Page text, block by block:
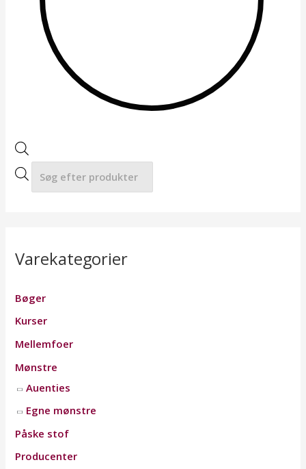
Varekategorier
Bøger
Kurser
Mellemfoer
Mønstre
Auenties
Egne mønstre
Påske stof
Producenter